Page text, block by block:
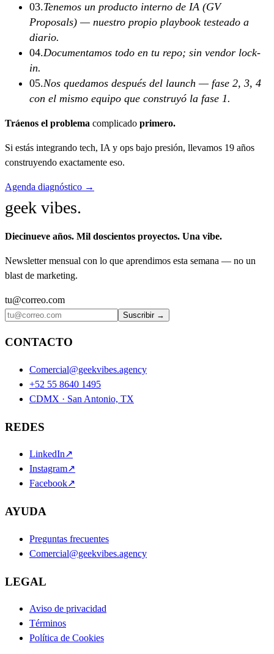
03.Tenemos un producto interno de IA (GV
Proposals) — nuestro propio playbook testeado a
diario.
04.Documentamos todo en tu repo; sin vendor lock-
in.
05.Nos quedamos después del launch — fase 2, 3, 4
con el mismo equipo que construyó la fase 1.
Tráenos el problema complicado primero.
Si estás integrando tech, IA y ops bajo presión, llevamos 19 años
construyendo exactamente eso.
Agenda diagnóstico →
geek vibes.
Diecinueve años. Mil doscientos proyectos. Una vibe.
Newsletter mensual con lo que aprendimos esta semana — no un
blast de marketing.
tu@correo.com
Suscribir →
CONTACTO
Comercial@geekvibes.agency
+52 55 8640 1495
CDMX · San Antonio, TX
REDES
LinkedIn↗
Instagram↗
Facebook↗
AYUDA
Preguntas frecuentes
Comercial@geekvibes.agency
LEGAL
Aviso de privacidad
Términos
Política de Cookies